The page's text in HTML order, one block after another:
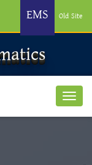
EMS Old Site